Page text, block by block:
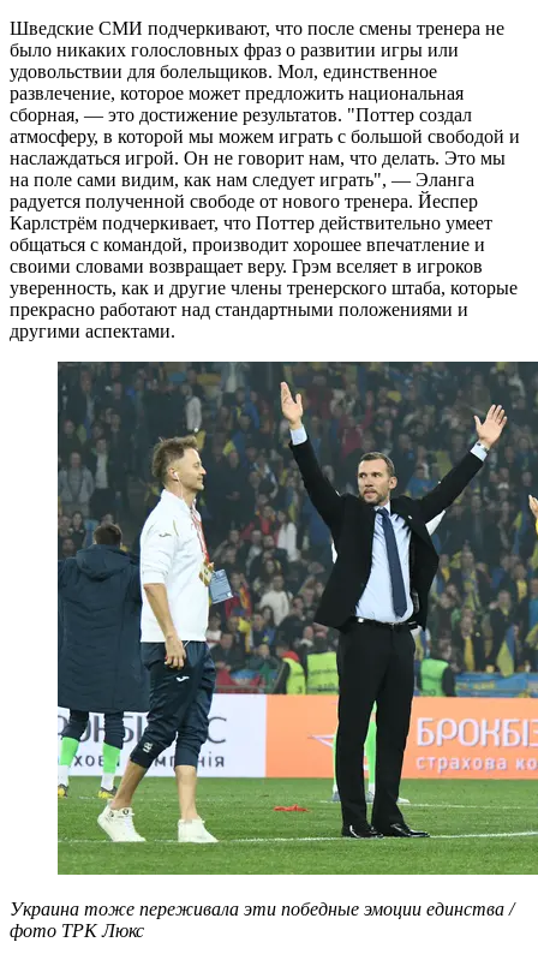
Шведские СМИ подчеркивают, что после смены тренера не
было никаких голословных фраз о развитии игры или
удовольствии для болельщиков. Мол, единственное
развлечение, которое может предложить национальная
сборная, — это достижение результатов. "Поттер создал
атмосферу, в которой мы можем играть с большой свободой и
наслаждаться игрой. Он не говорит нам, что делать. Это мы
на поле сами видим, как нам следует играть", — Эланга
радуется полученной свободе от нового тренера. Йеспер
Карлстрём подчеркивает, что Поттер действительно умеет
общаться с командой, производит хорошее впечатление и
своими словами возвращает веру. Грэм вселяет в игроков
уверенность, как и другие члены тренерского штаба, которые
прекрасно работают над стандартными положениями и
другими аспектами.
Украина тоже переживала эти победные эмоции единства /
фото ТРК Люкс